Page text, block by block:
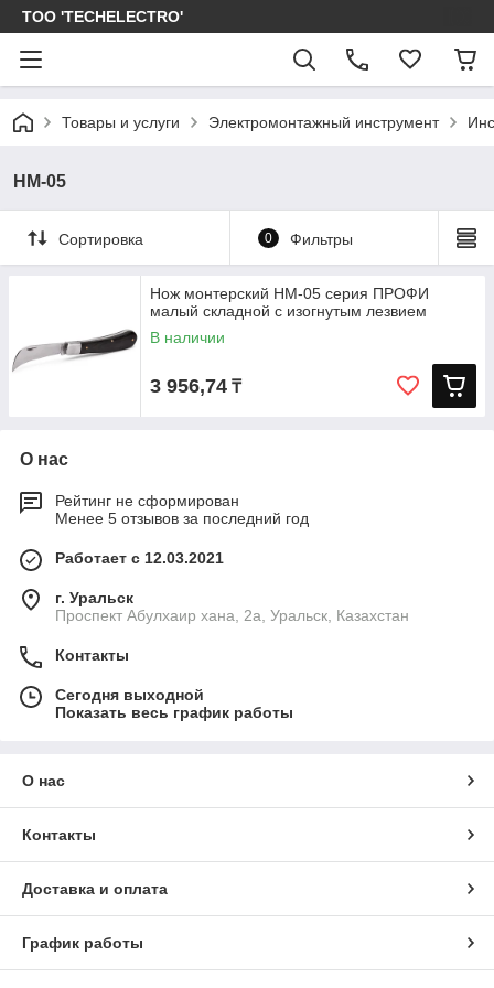
ТОО 'TECHELECTRO'
Товары и услуги Электромонтажный инструмент
НМ-05
Сортировка 0 Фильтры
Нож монтерский НМ-05 серия ПРОФИ
малый складной с изогнутым лезвием
В наличии
3 956,74 ₸
О нас
Рейтинг не сформирован
Менее 5 отзывов за последний год
Работает с 12.03.2021
г. Уральск
Проспект Абулхаир хана, 2а, Уральск, Казахстан
Контакты
Сегодня выходной
Показать весь график работы
О нас
Контакты
Доставка и оплата
График работы